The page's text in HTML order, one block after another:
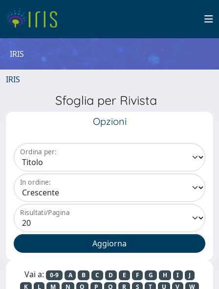
IRIS
IRIS
Sfoglia per Rivista
Opzioni
Ordina per:
In ordine:
Risultati/Pagina
Vai a: 0-9 A B C D E F G H I
J
K
L M N O P Q R S T U V
W